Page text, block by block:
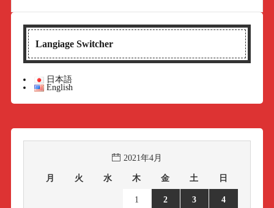
Langiage Switcher
日本語
English
2021年4月
月 火 水 木 金 土 日
1 2 3 4